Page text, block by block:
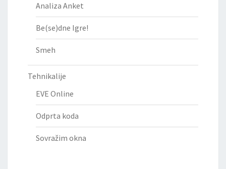
Analiza Anket
Be(se)dne Igre!
Smeh
Tehnikalije
EVE Online
Odprta koda
Sovražim okna